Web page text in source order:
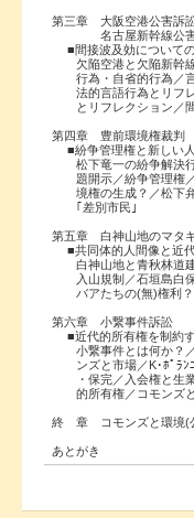
第三章 大阪空港公害訴
名古屋新幹線公害
■間接波及効について
欠陥空港と欠陥新幹線
行為・自省的行為／言
法的言語行為とリフレ
とリフレクション／間
第四章 豊前環境権裁判
■紛争管理権と新しい
松下竜一の紛争解決行
題開示／紛争管理権／
境権の生成？／松下弁
｢差別市民｣
第五章 白神山地のマタ
■共同体的人間像と近
白神山地と青秋林道建
入山規制／石垣島白保
バアたちの(無)権利？
第六章 小繋事件訴訟
■近代的所有権を制約
小繋事件とは何か？／
ンズと市場／K･ﾎﾟﾗﾝﾆ
・保完／入会権と生業
的所有権／コモンズ
終 章 コモンズと環境(
あとがき